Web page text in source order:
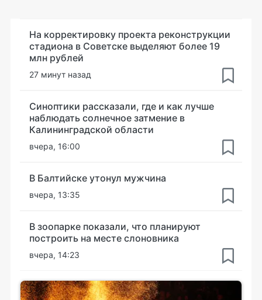
На корректировку проекта реконструкции
стадиона в Советске выделяют более 19
млн рублей
27 минут назад
Синоптики рассказали, где и как лучше
наблюдать солнечное затмение в
Калининградской области
вчера, 16:00
В Балтийске утонул мужчина
вчера, 13:35
В зоопарке показали, что планируют
построить на месте слоновника
вчера, 14:23